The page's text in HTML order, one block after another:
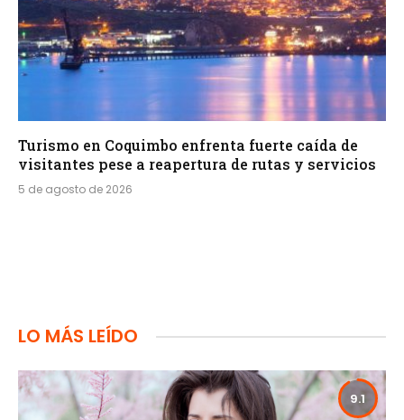
Turismo en Coquimbo enfrenta fuerte caída de
visitantes pese a reapertura de rutas y servicios
5 de agosto de 2026
LO MÁS LEÍDO
9.1